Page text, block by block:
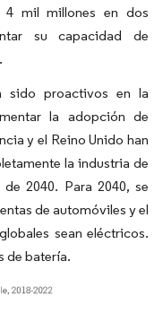
4 mil millones en dos
su capacidad de
sido proactivos en la
la adopción de
y el Reino Unido han
la industria de
2040.​ Para 2040, se
de automóviles y el
sean eléctricos.
de batería.